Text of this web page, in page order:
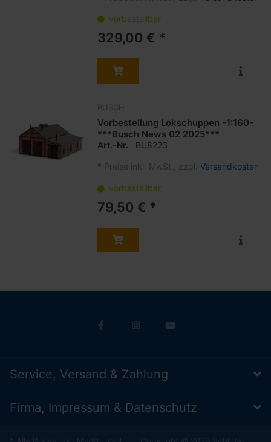
vorbestellbar
329,00 € *
BUSCH
Vorbestellung Lokschuppen -1:160-
***Busch News 02 2025***
Art.-Nr. BU8223
* Preise inkl. MwSt., zzgl. Versandkosten
vorbestellbar
79,50 € *
Service, Versand & Zahlung
Firma, Impressum & Datenschutz